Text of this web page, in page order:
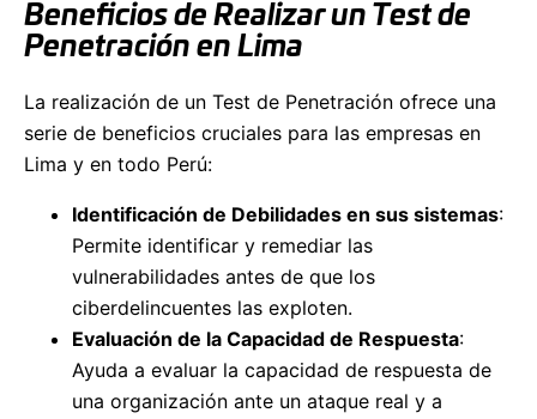
Beneficios de Realizar un Test de
Penetración en Lima
La realización de un Test de Penetración ofrece una
serie de beneficios cruciales para las empresas en
Lima y en todo Perú:
Identificación de Debilidades en sus sistemas:
Permite identificar y remediar las
vulnerabilidades antes de que los
ciberdelincuentes las exploten.
Evaluación de la Capacidad de Respuesta:
Ayuda a evaluar la capacidad de respuesta de
una organización ante un ataque real y a